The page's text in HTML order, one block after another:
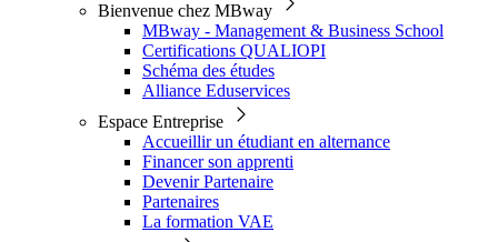
Bienvenue chez MBway
MBway - Management & Business School
Certifications QUALIOPI
Schéma des études
Alliance Eduservices
Espace Entreprise
Accueillir un étudiant en alternance
Financer son apprenti
Devenir Partenaire
Partenaires
La formation VAE